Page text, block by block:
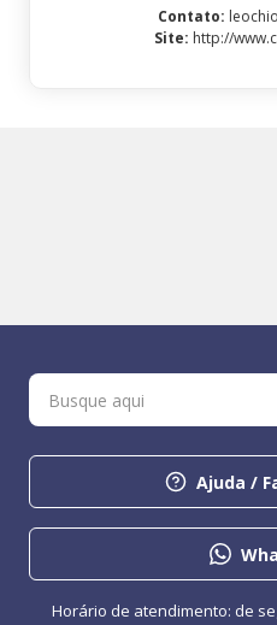
Contato:
Site: http://
Ajuda /
Horário de atendimento: de